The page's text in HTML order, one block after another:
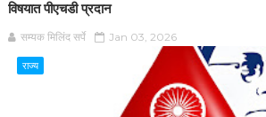
विषयात पीएचडी प्रदान
सम्यक मिलिंद सर्पे Jan 03, 2026
राज्य